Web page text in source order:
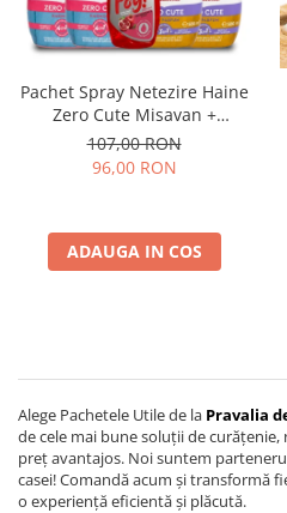
Pachet Spray Netezire Haine
Zero Cute Misavan +
Detergent Vase Poy Gratis
107,00 RON
96,00 RON
ADAUGA IN COS
Alege Pachetele Utile de la Pravalia
de cele mai bune soluții de
preț avantajos. Noi suntem
casei! Comandă acum și transformă
o experiență eficientă și plăcută.